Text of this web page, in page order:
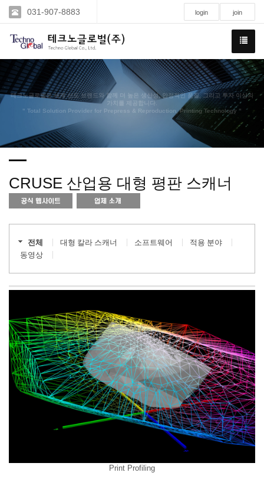
031-907-8883 login join
테크노글로벌은 세계 선도 브랜드와 함께 더 높은 생산성, 안정적인 품질, 그리고 투자 이상의
가치를 제공합니다.
" Total Solution Provider for Prepress & Reproduction, Printing Technology "
CRUSE 산업용 대형 평판 스캐너
전체 대형 칼라 스캐너 소프트웨어
적용 분야
동영상
Print Profiling